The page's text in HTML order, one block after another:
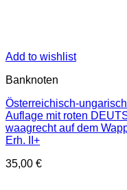
Add to wishlist
Banknoten
Österreichisch-
Auflage mit roten
waagrecht auf dem
Erh. II+
35,00 €